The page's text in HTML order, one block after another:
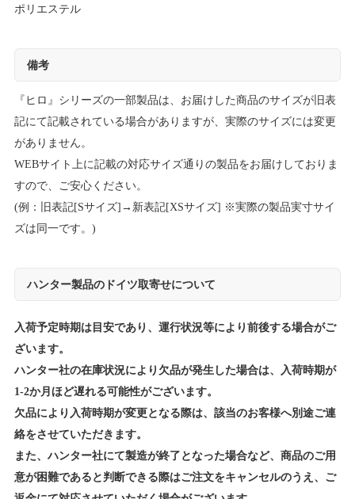
ポリエステル
備考
『ヒロ』シリーズの一部製品は、お届けした商品のサイズが旧表
記にて記載されている場合がありますが、実際のサイズには変更
がありません。
WEBサイト上に記載の対応サイズ通りの製品をお届けしておりま
すので、ご安心ください。
(例：旧表記[Sサイズ]→新表記[XSサイズ] ※実際の製品実寸サイ
ズは同一です。)
ハンター製品のドイツ取寄せについて
入荷予定時期は目安であり、運行状況等により前後する場合がご
ざいます。
ハンター社の在庫状況により欠品が発生した場合は、入荷時期が
1-2か月ほど遅れる可能性がございます。
欠品により入荷時期が変更となる際は、該当のお客様へ別途ご連
絡をさせていただきます。
また、ハンター社にて製造が終了となった場合など、商品のご用
意が困難であると判断できる際はご注文をキャンセルのうえ、ご